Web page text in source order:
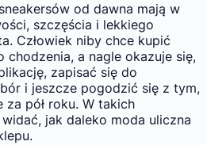
od dawna mają w
szczęścia i lekkiego
Człowiek niby chce kupić
a nagle okazuje się,
zapisać się do
i jeszcze pogodzić się z tym,
za pół roku. W takich
jak daleko moda uliczna